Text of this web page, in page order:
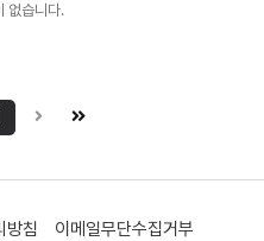
없습니다.
방침
이메일무단수집거부